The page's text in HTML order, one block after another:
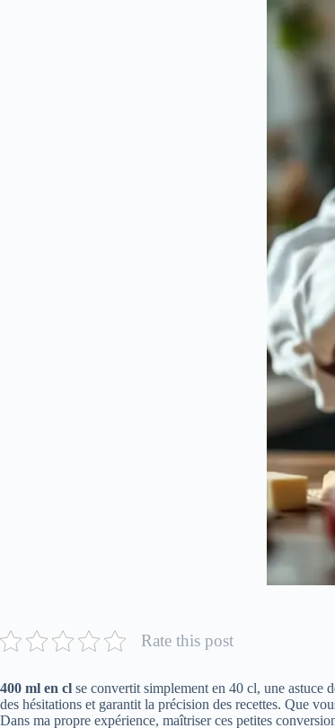
Rate this post
400 ml en cl se convertit simplement en 40 cl, une
des hésitations et garantit la précision des recettes. Que
Dans ma propre expérience, maîtriser ces petites